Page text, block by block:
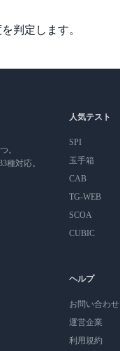
判定します。
。
種対応。
人気テスト
SPI
玉手箱
CAB
TG-WEB
SCOA
CUBIC
ヘルプ
お問い合わせ
運営企業
利用規約